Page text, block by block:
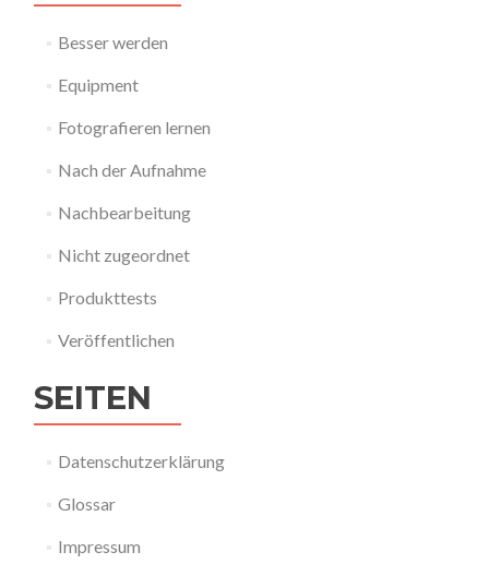
Besser werden
Equipment
Fotografieren lernen
Nach der Aufnahme
Nachbearbeitung
Nicht zugeordnet
Produkttests
Veröffentlichen
SEITEN
Datenschutzerklärung
Glossar
Impressum